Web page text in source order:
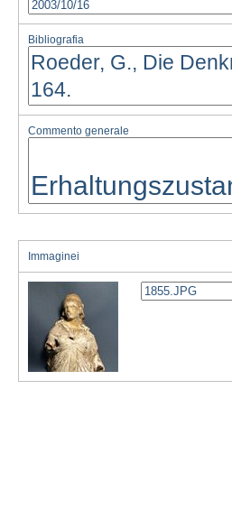
Bibliografia
Commento generale
Immaginei